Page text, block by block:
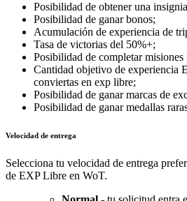
Posibilidad de obtener una
Posibilidad de ganar bonos;
Acumulación de experiencia de
Tasa de victorias del 50%+;
Posibilidad de completar misiones
Cantidad objetivo de experiencia
conviertas en exp libre;
Posibilidad de ganar marcas de
Posibilidad de ganar medallas
Velocidad de entrega
Selecciona tu velocidad de entrega
de EXP Libre en WoT.